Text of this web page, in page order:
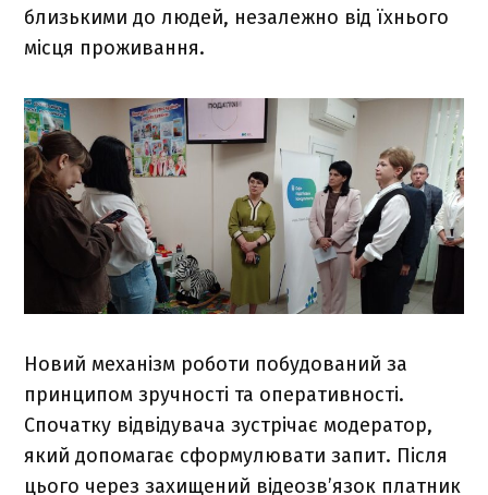
близькими до людей, незалежно від їхнього
місця проживання.
Новий механізм роботи побудований за
принципом зручності та оперативності.
Спочатку відвідувача зустрічає модератор,
який допомагає сформулювати запит. Після
цього через захищений відеозв’язок платник